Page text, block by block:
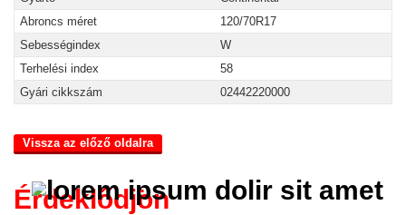
Abroncs méret
120/70R17
Sebességindex
W
Terhelési index
58
Gyári cikkszám
02442220000
Vissza az előző oldalra
Érdeklődjön